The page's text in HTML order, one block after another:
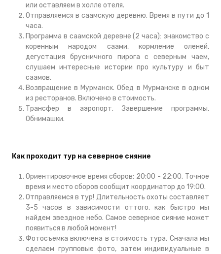
или оставляем в холле отеля.
Отправляемся в саамскую деревню. Время в пути до 1
часа.
Программа в саамской деревне (2 часа): знакомство с
коренным народом саами, кормление оленей,
дегустация брусничного пирога с северным чаем,
слушаем интересные истории про культуру и быт
саамов.
Возвращение в Мурманск. Обед в Мурманске в одном
из ресторанов. Включено в стоимость.
Трансфер в аэропорт. Завершение программы.
Обнимашки.
Как проходит тур на северное сияние
Ориентировочное время сборов: 20:00 - 22:00. Точное
время и место сборов сообщит координатор до 19:00.
Отправляемся в тур! Длительность охоты составляет
3-5 часов в зависимости оттого, как быстро мы
найдем звездное небо. Самое северное сияние может
появиться в любой момент!
Фотосъемка включена в стоимость тура. Сначала мы
сделаем групповые фото, затем индивидуальные в